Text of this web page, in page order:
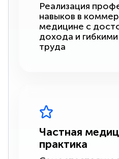
Реализация
навыков в
медицине с
дохода и
труда
Частная
практика